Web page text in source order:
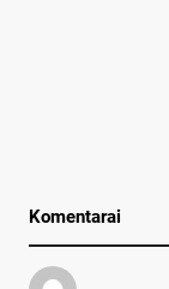
Komentarai